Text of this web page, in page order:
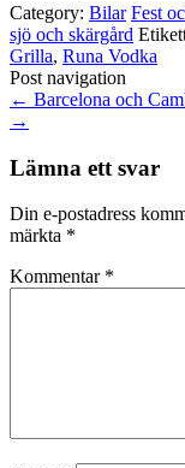
Category: Bilar Fest
sjö och skärgård
Grilla, Runa Vodka
Post navigation
← Barcelona och
→
Lämna ett svar
Din e-postadress
märkta *
Kommentar *